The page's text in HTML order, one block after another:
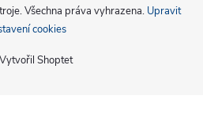
Vytvořil Shoptet
. Všechna práva vyhrazena. Upravit
cookies